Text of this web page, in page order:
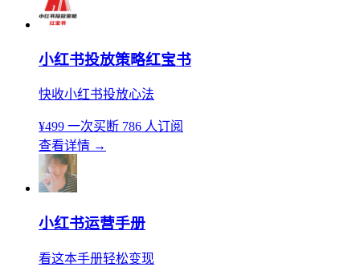
小红书投放策略红宝书
快收小红书投放心法
¥499 一次买断 786 人订阅
查看详情 →
小红书运营手册
看这本手册轻松变现